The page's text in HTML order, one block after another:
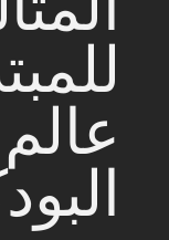
عالم